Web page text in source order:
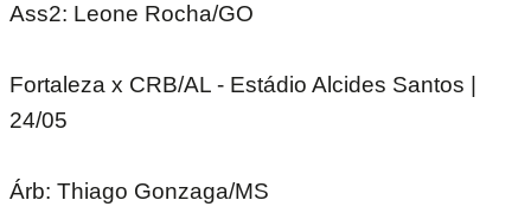
Ass2: Leone Rocha/GO
Fortaleza x CRB/AL - Estádio Alcides Santos |
24/05
Árb: Thiago Gonzaga/MS